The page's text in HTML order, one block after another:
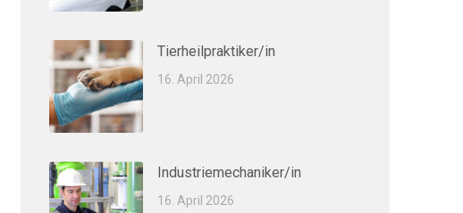
Tierheilpraktiker/in
16. April 2026
Industriemechaniker/in
16. April 2026